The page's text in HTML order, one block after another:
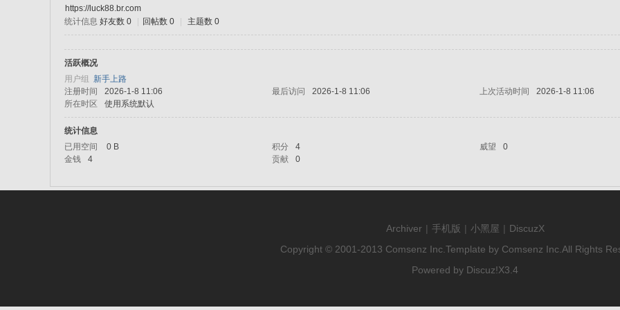
https://luck88.br.com
统计信息 好友数 0 回帖数 0 主题数 0
活跃概况
用户组 新手上路
注册时间
2026-1-8 11:06 最后访问 2026-1-8 11:06 上次活动时间
2026-1-8 11:06
所在时区
使用系统默认
统计信息
已用空间
0 B 积分 4 威望
0
金钱
4 贡献 0
Archiver | 手机版 | 小黑屋 | DiscuzX
Copyright © 2001-2013 Comsenz Inc. Template by Comsenz Inc. All Rights
Powered by Discuz!X3.4